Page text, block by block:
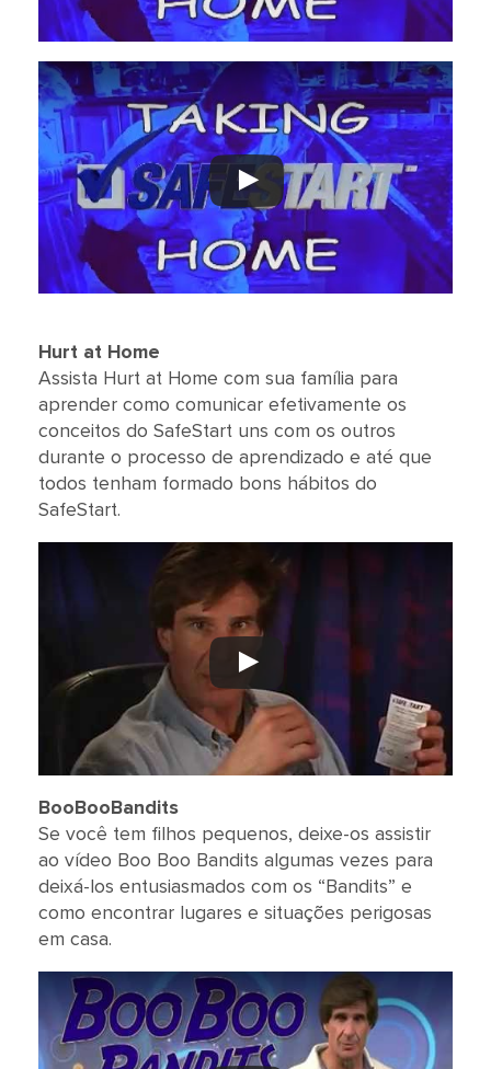
Hurt at Home
Assista Hurt at Home com sua família para
aprender como comunicar efetivamente os
conceitos do SafeStart uns com os outros
durante o processo de aprendizado e até que
todos tenham formado bons hábitos do
SafeStart.
BooBooBandits
Se você tem filhos pequenos, deixe-os assistir
ao vídeo Boo Boo Bandits algumas vezes para
deixá-los entusiasmados com os “Bandits” e
como encontrar lugares e situações perigosas
em casa.